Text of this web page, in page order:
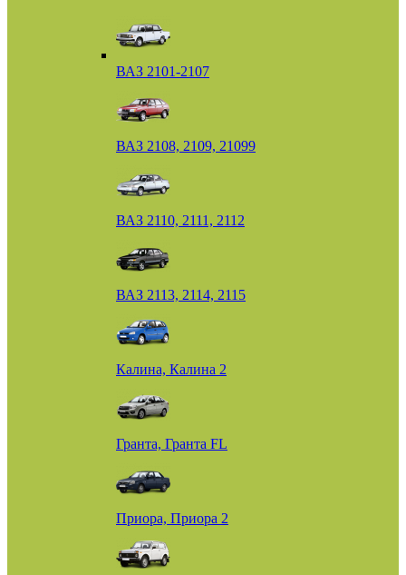
ВАЗ 2101-2107
ВАЗ 2108, 2109, 21099
ВАЗ 2110, 2111, 2112
ВАЗ 2113, 2114, 2115
Калина, Калина 2
Гранта, Гранта FL
Приора, Приора 2